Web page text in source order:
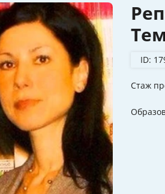
ID:
Стаж